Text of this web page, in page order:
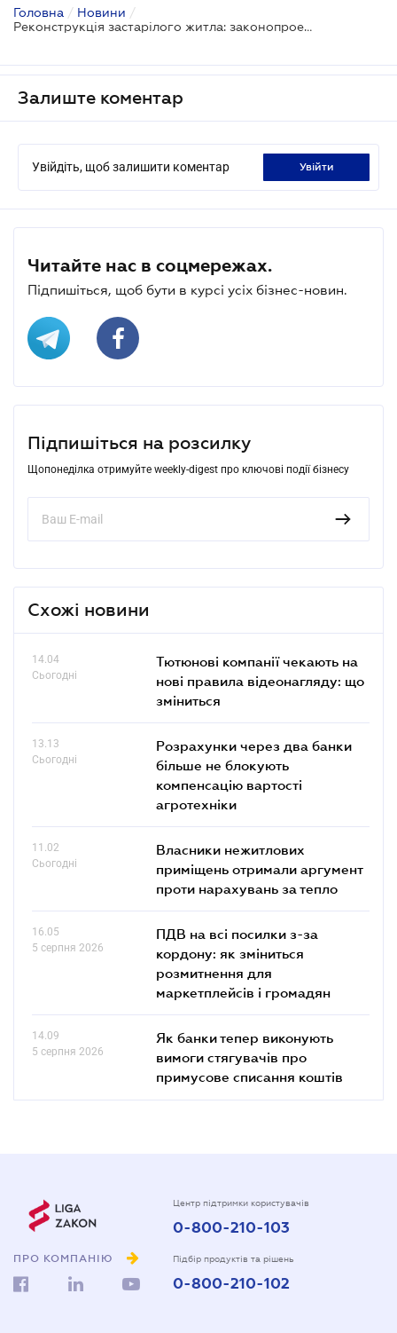
Головна / Новини /
Реконструкція застарілого житла: законопроект направлено до Кабміну
Залиште коментар
Увійдіть, щоб залишити коментар увійти
Читайте нас в соцмережах.
Підпишіться, щоб бути в курсі усіх бізнес-новин.
Підпишіться на розсилку
Щопонеділка отримуйте weekly-digest про ключові події бізнесу
Схожі новини
14.04
Сьогодні
Тютюнові компанії чекають на
нові правила відеонагляду: що
зміниться
13.13
Сьогодні
Розрахунки через два банки
більше не блокують
компенсацію вартості
агротехніки
11.02
Сьогодні
Власники нежитлових
приміщень отримали аргумент
проти нарахувань за тепло
16.05
5 серпня 2026
ПДВ на всі посилки з-за
кордону: як зміниться
розмитнення для
маркетплейсів і громадян
14.09
5 серпня 2026
Як банки тепер виконують
вимоги стягувачів про
примусове списання коштів
ПРО КОМПАНІЮ
Центр підтримки користувачів
0-800-210-103
Підбір продуктів та рішень
0-800-210-102